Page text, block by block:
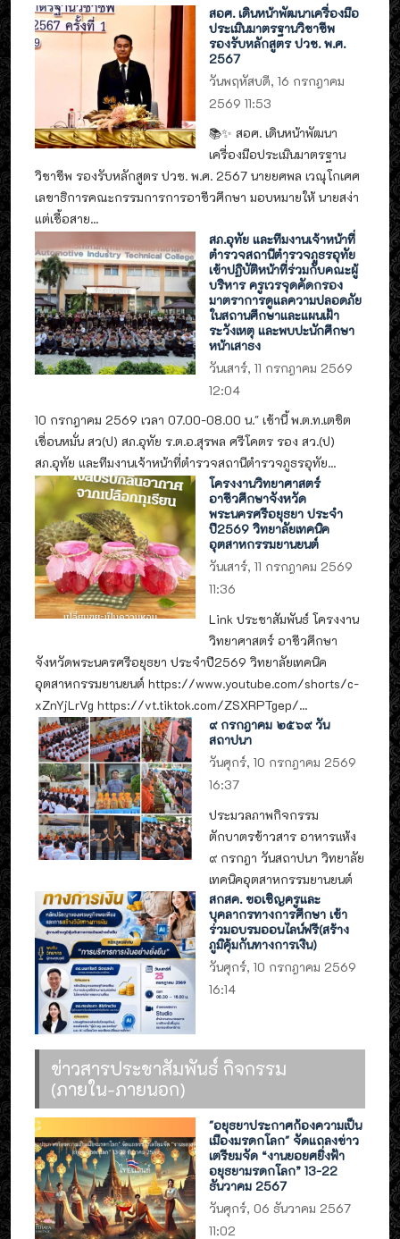
สอศ. เดินหน้าพัฒนาเครื่องมือ
ประเมินมาตรฐานวิชาชีพ
รองรับหลักสูตร ปวช. พ.ศ.
2567
วันพฤหัสบดี, 16 กรกฎาคม
2569 11:53
📚✨ สอศ. เดินหน้าพัฒนา
เครื่องมือประเมินมาตรฐาน
วิชาชีพ รองรับหลักสูตร ปวช. พ.ศ. 2567 นายยศพล เวณุโกเศศ
เลขาธิการคณะกรรมการการอาชีวศึกษา มอบหมายให้ นายสง่า
แต่เชื้อสาย...
สภ.อุทัย และทีมงานเจ้าหน้าที่
ตำรวจสถานีตำรวจภูธรอุทัย
เข้าปฏิบัติหน้าที่ร่วมกับคณะผู้
บริหาร ครูเวรจุดคัดกรอง
มาตราการดูแลความปลอดภัย
ในสถานศึกษาและแผนเฝ้า
ระวังเหตุ และพบปะนักศึกษา
หน้าเสาธง
วันเสาร์, 11 กรกฎาคม 2569
12:04
10 กรกฎาคม 2569 เวลา 07.00-08.00 น." เช้านี้ พ.ต.ท.เตชิต
เขื่อนหมั่น สว(ป) สภ.อุทัย ร.ต.อ.สุรพล ศรีโคตร รอง สว.(ป)
สภ.อุทัย และทีมงานเจ้าหน้าที่ตำรวจสถานีตำรวจภูธรอุทัย...
โครงงานวิทยาศาสตร์
อาชีวศึกษาจังหวัด
พระนครศรีอยุธยา ประจำ
ปี2569 วิทยาลัยเทคนิค
อุตสาหกรรมยานยนต์
วันเสาร์, 11 กรกฎาคม 2569
11:36
Link ประชาสัมพันธ์ โครงงาน
วิทยาศาสตร์ อาชีวศึกษา
จังหวัดพระนครศรีอยุธยา ประจำปี2569 วิทยาลัยเทคนิค
อุตสาหกรรมยานยนต์ https://www.youtube.com/shorts/c-
xZnYjLrVg https://vt.tiktok.com/ZSXRPTgep/...
๙ กรกฎาคม ๒๕๖๙ วัน
สถาปนา
วันศุกร์, 10 กรกฎาคม 2569
16:37
ประมวลภาพกิจกรรม
ตักบาตรข้าวสาร อาหารแห้ง
๙ กรกฎา วันสถาปนา วิทยาลัย
เทคนิคอุตสาหกรรมยานยนต์
สกสค. ขอเชิญครูและ
บุคลากรทางการศึกษา เข้า
ร่วมอบรมออนไลน์ฟรี(สร้าง
ภูมิคุ้มกันทางการเงิน)
วันศุกร์, 10 กรกฎาคม 2569
16:14
ข่าวสารประชาสัมพันธ์ กิจกรรม
(ภายใน-ภายนอก)
"อยุธยาประกาศก้องความเป็น
เมืองมรดกโลก" จัดแถลงข่าว
เตรียมจัด “งานยอยศยิ่งฟ้า
อยุธยามรดกโลก” 13-22
ธันวาคม 2567
วันศุกร์, 06 ธันวาคม 2567
11:02